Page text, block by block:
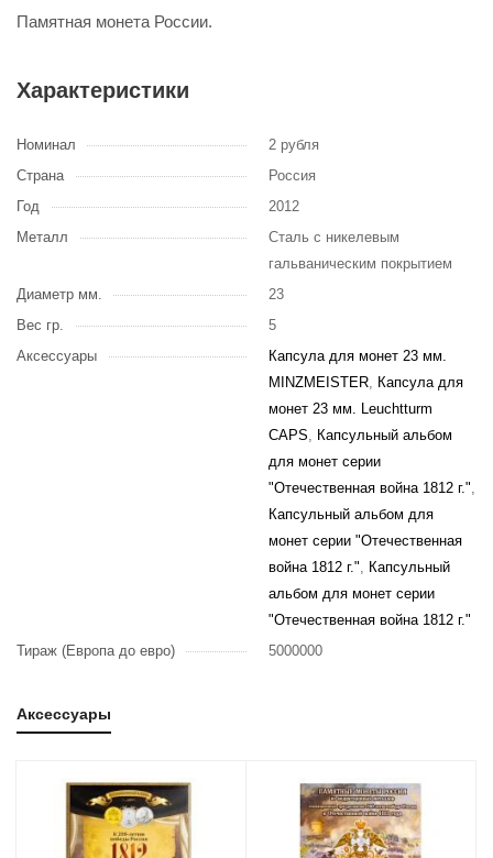
Памятная монета России.
Характеристики
Номинал
2 рубля
Страна
Россия
Год
2012
Металл
Сталь с никелевым
гальваническим покрытием
Диаметр мм.
23
Вес гр.
5
Аксессуары
Капсула для монет 23 мм.
MINZMEISTER, Капсула для
монет 23 мм. Leuchtturm
CAPS, Капсульный альбом
для монет серии
"Отечественная война 1812 г.",
Капсульный альбом для
монет серии "Отечественная
война 1812 г.", Капсульный
альбом для монет серии
"Отечественная война 1812 г."
Тираж (Европа до евро)
5000000
Аксессуары